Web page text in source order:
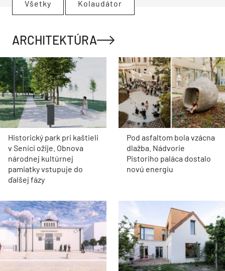
Všetky Kolaudátor
ARCHITEKTÚRA
Historický park pri kaštieli
v Senici ožije. Obnova
národnej kultúrnej
pamiatky vstupuje do
ďalšej fázy
Pod asfaltom bola vzácna
dlažba. Nádvorie
Pistoriho paláca dostalo
novú energiu